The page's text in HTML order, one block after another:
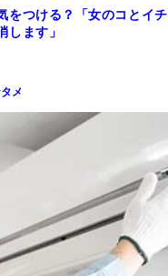
をつける？「女のコとイチ
します」
メ